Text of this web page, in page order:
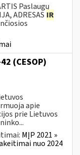
Paslaugų
ADRESAS IR
(CESOP)
apie
prie Lietuvos
MĮP 2021 »
nuo 2024